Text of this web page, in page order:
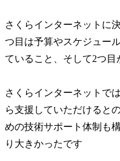
さくらインターネットに
つ目は予算やスケジュー
ていること、そして2つ目
さくらインターネットで
ら支援していただけると
めの技術サポート体制も
り大きかったです